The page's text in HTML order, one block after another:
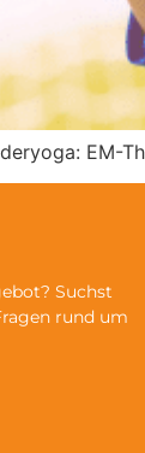
EM-
Suchst
rund um